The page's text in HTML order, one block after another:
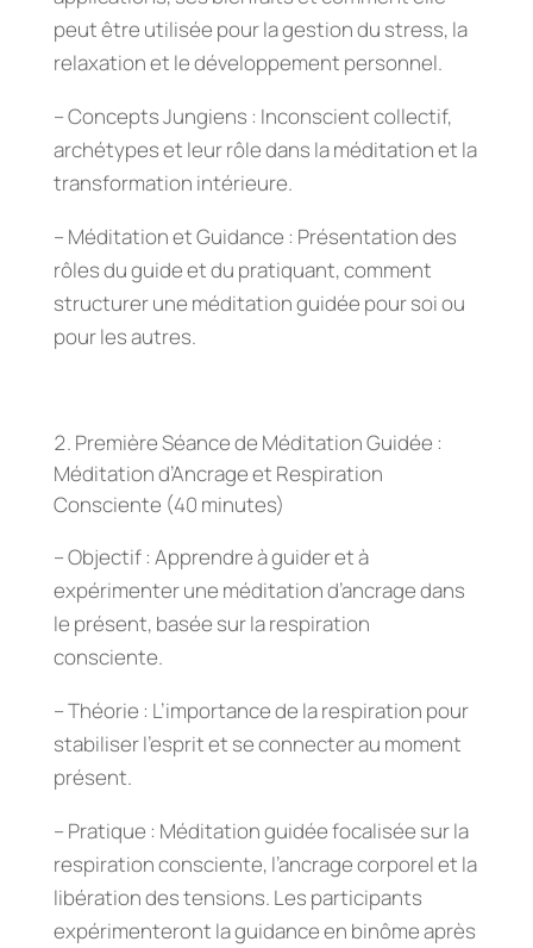
peut être utilisée pour la gestion du stress, la
relaxation et le développement personnel.
– Concepts Jungiens : Inconscient collectif,
archétypes et leur rôle dans la méditation et la
transformation intérieure.
– Méditation et Guidance : Présentation des
rôles du guide et du pratiquant, comment
structurer une méditation guidée pour soi ou
pour les autres.
Première Séance de Méditation Guidée :
Méditation d’Ancrage et Respiration
Consciente (40 minutes)
– Objectif : Apprendre à guider et à
expérimenter une méditation d’ancrage dans
le présent, basée sur la respiration
consciente.
– Théorie : L’importance de la respiration pour
stabiliser l’esprit et se connecter au moment
présent.
– Pratique : Méditation guidée focalisée sur la
respiration consciente, l’ancrage corporel et la
libération des tensions. Les participants
expérimenteront la guidance en binôme après